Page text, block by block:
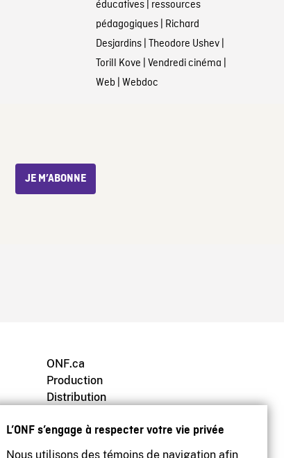
L’ONF s’engage à respecter votre vie privée
Nous utilisons des témoins de navigation afin
éducatives| ressources
pédagogiques| Richard
Desjardins| Theodore Ushev|
Torill Kove | Vendredi cinéma |
Web | Webdoc
JE M’ABONNE
ONF.ca
Production
Distribution
Archives